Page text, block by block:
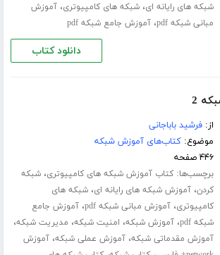
شبکه های رایانه ای،شبکه های کامپیوتری،آموزش
مبانی شبکه pdf
،آموزش جامع شبکه pdf
دانلود کتاب
2
از:فرشید باباجانی
موضوع:کتاب‌های آموزش شبکه
۴۴۶ صفحه
برچسب‌ها:کتاب آموزش شبکه های کامپیوتری،شبکه
کردن،آموزش شبکه های رایانه ای،شبکه های
کامپیوتری،آموزش مبانی شبکه pdf ،آموزش جامع
شبکه pdf
،آموزش شبکه، امنیت شبکه، مدیریت شبکه،
آموزش مقدماتی شبکه،آموزش عملی شبکه،آموزش